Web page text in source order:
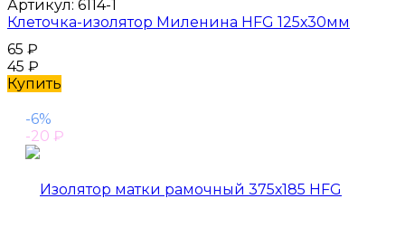
Артикул: 6114-1
Клеточка-изолятор Миленина HFG 125х30мм
65 ₽
45 ₽
Купить
-6%
-20 ₽